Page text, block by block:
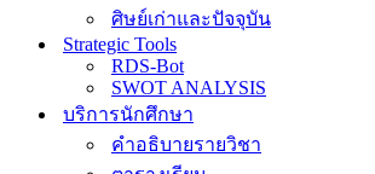
ศิษย์เก่าและปัจจุบัน
Strategic Tools
RDS-Bot
SWOT ANALYSIS
บริการนักศึกษา
คำอธิบายรายวิชา